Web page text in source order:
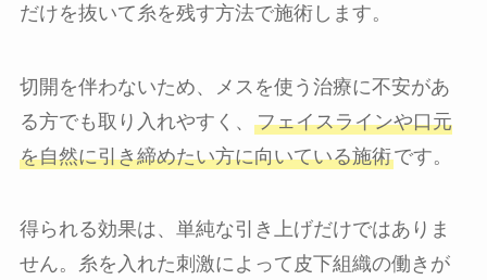
だけを抜いて糸を残す方法で施術します。
切開を伴わないため、メスを使う治療に不安があ
る方でも取り入れやすく、 フェイスラインや口元
を自然に引き締めたい方に向いている施術です。
得られる効果は、単純な引き上げだけではありま
せん。糸を入れた刺激によって皮下組織の働きが